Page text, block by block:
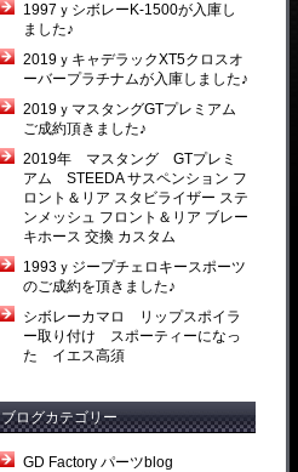
1997ｙシボレーK-1500が入庫し
ました♪
2019ｙキャデラックXT5クロスオ
ーバープラチナムが入庫しました♪
2019ｙマスタングGTプレミアム
ご成約頂きました♪
2019年 マスタング GTプレミ
アム STEEDA サスペンション フ
ロント＆リア スタビライザー ステ
ンメッシュ フロント＆リア ブレー
キホース 交換 カスタム
1993ｙジープチェロキースポーツ
のご成約を頂きました♪
シボレーカマロ リップスポイラ
ー取り付け スポーティーになっ
た イエス高須
ブログカテゴリー
GD Factory パーツblog